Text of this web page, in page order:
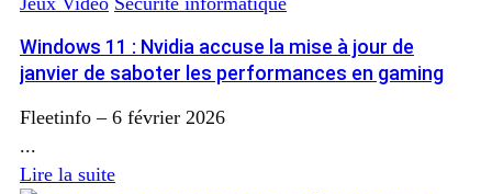
Windows 11 : Nvidia accuse la mise à jour de
janvier de saboter les performances en gaming
Fleetinfo – 6 février 2026
...
Lire la suite